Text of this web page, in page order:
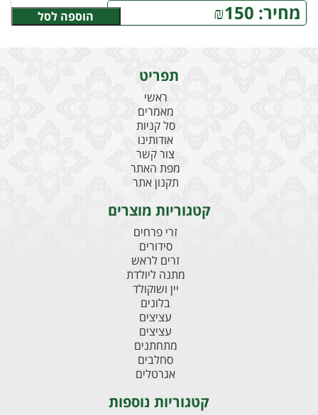
מחיר: ₪150 הוספה לסל
תפריט
ראשי
מאמרים
סל קניות
אודותינו
צור קשר
מפת האתר
תקנון אתר
קטגוריות מוצרים
זרי פרחים
סידורים
זרים לראש
מתנה ליולדת
יין ושוקולד
בלונים
עציצים
עציצים
מתחתנים
סחלבים
אגרטלים
קטגוריות נוספות